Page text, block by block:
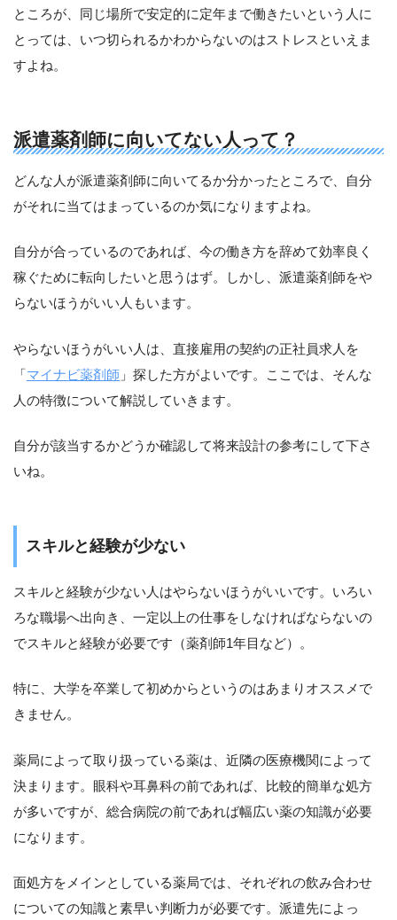
ところが、同じ場所で安定的に定年まで働きたいという人に
とっては、いつ切られるかわからないのはストレスといえま
すよね。
派遣薬剤師に向いてない人って？
どんな人が派遣薬剤師に向いてるか分かったところで、自分
がそれに当てはまっているのか気になりますよね。
自分が合っているのであれば、今の働き方を辞めて効率良く
稼ぐために転向したいと思うはず。しかし、派遣薬剤師をや
らないほうがいい人もいます。
やらないほうがいい人は、直接雇用の契約の正社員求人を
「マイナビ薬剤師 」探した方がよいです。ここでは、そんな
人の特徴について解説していきます。
自分が該当するかどうか確認して将来設計の参考にして下さ
いね。
スキルと経験が少ない
スキルと経験が少ない人はやらないほうがいいです。いろい
ろな職場へ出向き、一定以上の仕事をしなければならないの
でスキルと経験が必要です（薬剤師1年目など）。
特に、大学を卒業して初めからというのはあまりオススメで
きません。
薬局によって取り扱っている薬は、近隣の医療機関によって
決まります。眼科や耳鼻科の前であれば、比較的簡単な処方
が多いですが、総合病院の前であれば幅広い薬の知識が必要
になります。
面処方をメインとしている薬局では、それぞれの飲み合わせ
についての知識と素早い判断力が必要です。派遣先によっ